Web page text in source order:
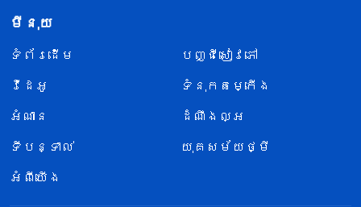
មីនុយ
ទំព័រ​ដើម
បញ្ជីសៀវភៅ
វីដេអូ
ទំនុកតម្កើង
អំណាន
ដំណឹងល្អ
ទីបន្ទាល់
យុគសម័យថ្មី
អំពីយើង